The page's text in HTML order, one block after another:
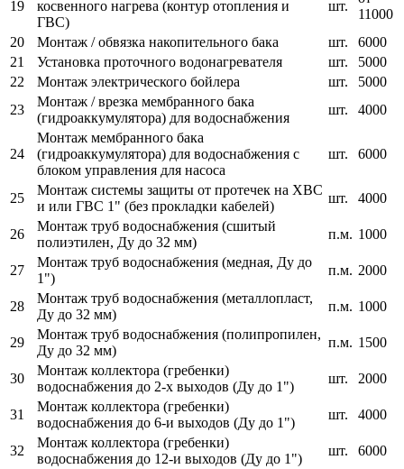
19
косвенного нагрева (контур отопления и
ГВС)
шт.
11000
20
Монтаж / обвязка накопительного бака шт.
6000
21
Установка проточного водонагревателя шт.
5000
22
Монтаж электрического бойлера шт.
5000
23
Монтаж / врезка мембранного бака
(гидроаккумулятора) для водоснабжения
шт. 4000
24
Монтаж мембранного бака
(гидроаккумулятора) для водоснабжения с
блоком управления для насоса
шт. 6000
25
Монтаж системы защиты от протечек на ХВС
и или ГВС 1" (без прокладки кабелей)
шт. 4000
26
Монтаж труб водоснабжения (сшитый
полиэтилен, Ду до 32 мм)
п.м. 1000
27
Монтаж труб водоснабжения (медная, Ду до
1")
п.м. 2000
28
Монтаж труб водоснабжения (металлопласт,
Ду до 32 мм)
п.м. 1000
29
Монтаж труб водоснабжения (полипропилен,
Ду до 32 мм)
п.м. 1500
30
Монтаж коллектора (гребенки)
водоснабжения до 2-х выходов (Ду до 1")
шт. 2000
31
Монтаж коллектора (гребенки)
водоснабжения до 6-и выходов (Ду до 1")
шт. 4000
32
Монтаж коллектора (гребенки)
водоснабжения до 12-и выходов (Ду до 1")
шт. 6000